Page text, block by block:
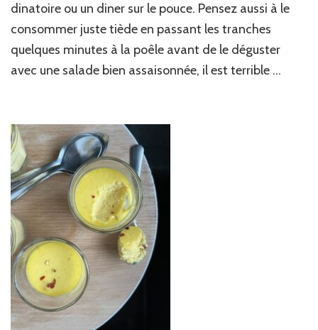
séchées,
basilic
&
mozzarella
dinatoire ou un diner sur le pouce. Pensez aussi à le
consommer juste tiède en passant les tranches
quelques minutes à la poêle avant de le déguster
avec une salade bien assaisonnée, il est terrible …